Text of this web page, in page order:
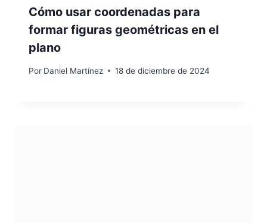
Cómo usar coordenadas para
formar figuras geométricas en el
plano
Por Daniel Martínez 18 de diciembre de 2024